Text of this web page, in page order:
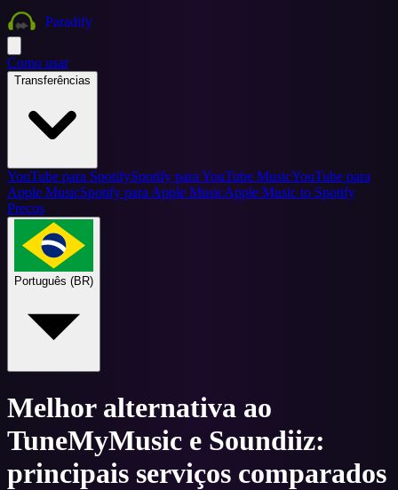
Paradify
Como usar
Transferências
YouTube para SpotifySpotify para YouTube MusicYouTube para
Apple MusicSpotify para Apple MusicApple Music to Spotify
Preços
Português (BR)
Melhor alternativa ao
TuneMyMusic e Soundiiz:
principais serviços comparados